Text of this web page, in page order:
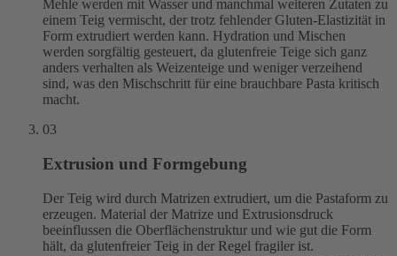
Mehle werden mit Wasser und manchmal weiteren Zutaten zu
einem Teig vermischt, der trotz fehlender Gluten-Elastizität in
Form extrudiert werden kann. Hydration und Mischen
werden sorgfältig gesteuert, da glutenfreie Teige sich ganz
anders verhalten als Weizenteige und weniger verzeihend
sind, was den Mischschritt für eine brauchbare Pasta kritisch
macht.
03
Extrusion und Formgebung
Der Teig wird durch Matrizen extrudiert, um die Pastaform zu
erzeugen. Material der Matrize und Extrusionsdruck
beeinflussen die Oberflächenstruktur und wie gut die Form
hält, da glutenfreier Teig in der Regel fragiler ist.